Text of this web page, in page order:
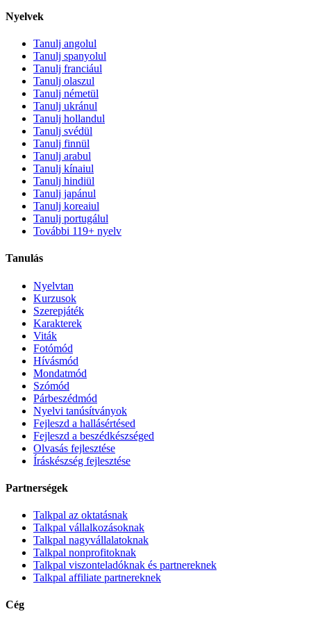
Nyelvek
Tanulj angolul
Tanulj spanyolul
Tanulj franciául
Tanulj olaszul
Tanulj németül
Tanulj ukránul
Tanulj hollandul
Tanulj svédül
Tanulj finnül
Tanulj arabul
Tanulj kínaiul
Tanulj hindiül
Tanulj japánul
Tanulj koreaiul
Tanulj portugálul
További 119+ nyelv
Tanulás
Nyelvtan
Kurzusok
Szerepjáték
Karakterek
Viták
Fotómód
Hívásmód
Mondatmód
Szómód
Párbeszédmód
Nyelvi tanúsítványok
Fejleszd a hallásértésed
Fejleszd a beszédkészséged
Olvasás fejlesztése
Íráskészség fejlesztése
Partnerségek
Talkpal az oktatásnak
Talkpal vállalkozásoknak
Talkpal nagyvállalatoknak
Talkpal nonprofitoknak
Talkpal viszonteladóknak és partnereknek
Talkpal affiliate partnereknek
Cég